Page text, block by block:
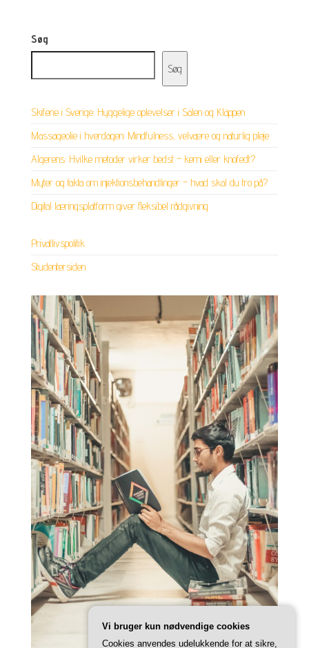
Søg
Søg
Skiferie i Sverige: Hyggelige oplevelser i Sälen og Kläppen
Massageolie i hverdagen: Mindfulness, velvære og naturlig pleje
Algerens: Hvilke metoder virker bedst – kemi eller knofedt?
Myter og fakta om injektionsbehandlinger – hvad skal du tro på?
Digital læringsplatform giver fleksibel rådgivning
Privatlivspolitik
Studentersiden
Vi bruger kun nødvendige cookies
Cookies anvendes udelukkende for at sikre,